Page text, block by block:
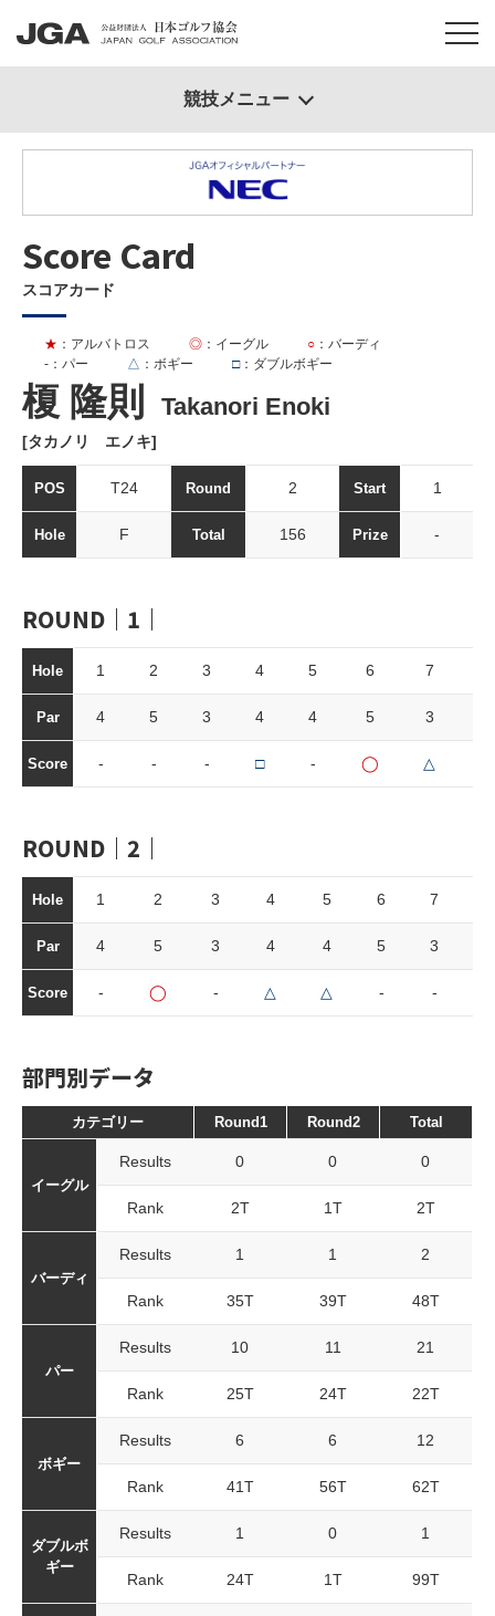
Score Card
スコアカード
榎 隆則 Takanori Enoki
[タカノリ エノキ]
★ ：アルバトロス ◎ ：イーグル ○ ：バーディ
- ：パー △ ：ボギー □：ダブルボギー
POS T24 Round 2 Start 1
Hole F Total 156 Prize -
ROUND｜1｜
Hole 1 2 3 4 5 6 7
Par 4 5 3 4 4 5 3
Score - - - □ - ◯ △
ROUND｜2｜
Hole 1 2 3 4 5 6 7
Par 4 5 3 4 4 5 3
Score - ◯ - △ △ - -
部門別データ
カテゴリー Round1 Round2 Total
イーグル
Results 0 0 0
Rank 2T 1T 2T
バーディ
Results 1 1 2
Rank 35T 39T 48T
パー
Results 10 11 21
Rank 25T 24T 22T
ボギー
Results 6 6 12
Rank 41T 56T 62T
ダブルボ
ギー
Results 1 0 1
Rank 24T 1T 99T
競技メニュー